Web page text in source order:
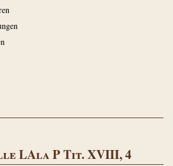
LAla P Tit. XVIII, 4